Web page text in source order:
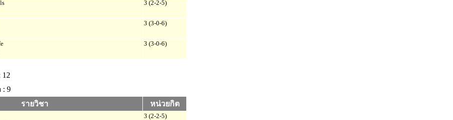
3 (2-2-5)
3 (3-0-6)
3 (3-0-6)
: 9
รายวิชา หน่วยกิต
3 (2-2-5)